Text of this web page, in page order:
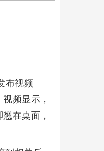
布视频
频显示，
在桌面，